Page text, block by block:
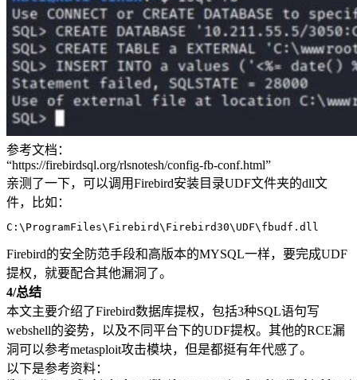
参考文档：
“https://firebirdsql.org/rlsnotesh/config-fb-conf.html”
亲测了一下，可以调用Firebird安装目录UDF文件夹的dll文
件，比如：
C :\ ProgramFiles\ Firebird\ Firebird30\ UDF\ fbudf .dll
Firebird的安全防范手段和高版本的MYSQL一样，要完成UDF
提权，就要配合其他漏洞了。
4/总结
本文主要介绍了Firebird数据库提权，包括3种SQL语句写
webshell的姿势，以及不同平台下的UDF提权。其他的RCE漏
洞可以参考metasploit攻击模块，但是都挺有年代感了。
以下是参考资料：